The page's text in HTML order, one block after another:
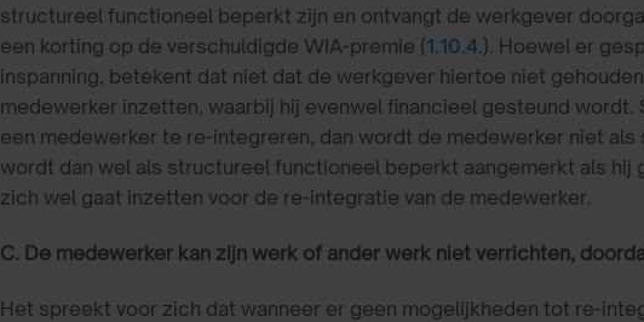
structureel functioneel beperkt zijn en ontvangt de werkgever
een korting op de verschuldigde WIA-premie (1.10.4.). Hoewel er
inspanning, betekent dat niet dat de werkgever hiertoe niet
medewerker inzetten, waarbij hij evenwel financieel gesteund
een medewerker te re-integreren, dan wordt de medewerker niet
wordt dan wel als structureel functioneel beperkt aangemerkt als hij
zich wel gaat inzetten voor de re-integratie van de medewerker.
C. De medewerker kan zijn werk of ander werk niet verrichten,
Het spreekt voor zich dat wanneer er geen mogelijkheden tot re-